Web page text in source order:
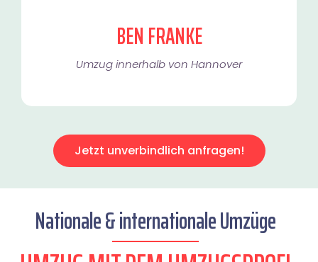
BEN FRANKE
Umzug innerhalb von Hannover​
Jetzt unverbindlich anfragen!
Nationale & internationale Umzüge